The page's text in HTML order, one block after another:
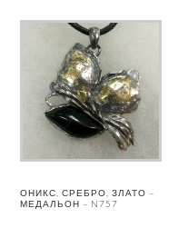
ОНИКС, СРЕБРО, ЗЛАТО –
МЕДАЛЬОН – N757